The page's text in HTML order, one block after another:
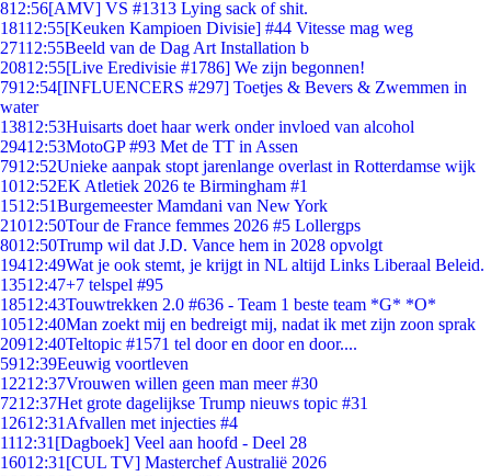
812:56[AMV] VS #1313 Lying sack of shit.
18112:55[Keuken Kampioen Divisie] #44 Vitesse mag weg
27112:55Beeld van de Dag Art Installation b
20812:55[Live Eredivisie #1786] We zijn begonnen!
7912:54[INFLUENCERS #297] Toetjes & Bevers & Zwemmen in
water
13812:53Huisarts doet haar werk onder invloed van alcohol
29412:53MotoGP #93 Met de TT in Assen
7912:52Unieke aanpak stopt jarenlange overlast in Rotterdamse wijk
1012:52EK Atletiek 2026 te Birmingham #1
1512:51Burgemeester Mamdani van New York
21012:50Tour de France femmes 2026 #5 Lollergps
8012:50Trump wil dat J.D. Vance hem in 2028 opvolgt
19412:49Wat je ook stemt, je krijgt in NL altijd Links Liberaal Beleid.
13512:47+7 telspel #95
18512:43Touwtrekken 2.0 #636 - Team 1 beste team *G* *O*
10512:40Man zoekt mij en bedreigt mij, nadat ik met zijn zoon sprak
20912:40Teltopic #1571 tel door en door en door....
5912:39Eeuwig voortleven
12212:37Vrouwen willen geen man meer #30
7212:37Het grote dagelijkse Trump nieuws topic #31
12612:31 Afvallen met injecties #4
1112:31 [Dagboek] Veel aan hoofd - Deel 28
16012:31 [CUL TV] Masterchef Australië 2026